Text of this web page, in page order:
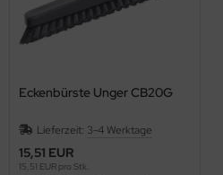
Eckenbürste Unger CB20G
Lieferzeit: 3-4 Werktage
15,51 EUR
15,51 EUR pro Stk.